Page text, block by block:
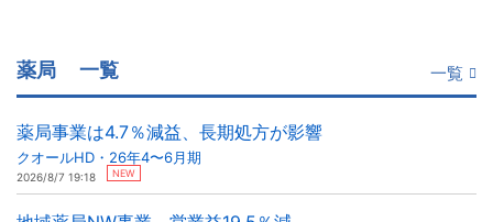
薬局 一覧 一覧
薬局事業は4.7％減益、長期処方が影響
クオールHD・26年4〜6月期
2026/8/7 19:18 NEW